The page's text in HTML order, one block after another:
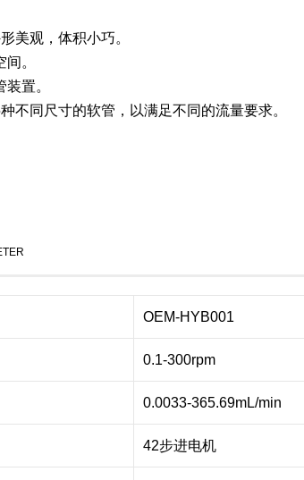
美观，体积小巧。
。
置。
不同尺寸的软管，以满足不同的流量要求。
OEM-HYB001
0.1-300rpm
0.0033-365.69mL/min
42步进电机